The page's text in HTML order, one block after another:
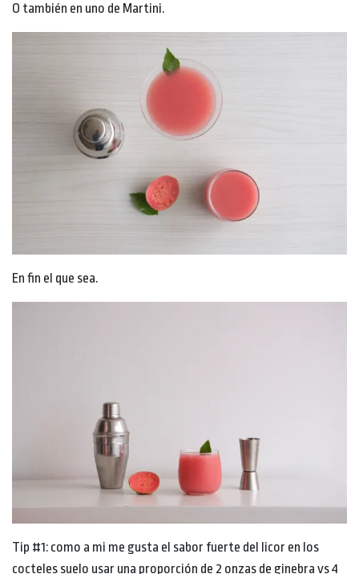
O también en uno de Martini.
En fin el que sea.
Tip #1: como a mi me gusta el sabor fuerte del licor en los
cocteles suelo usar una proporción de 2 onzas de ginebra vs 4